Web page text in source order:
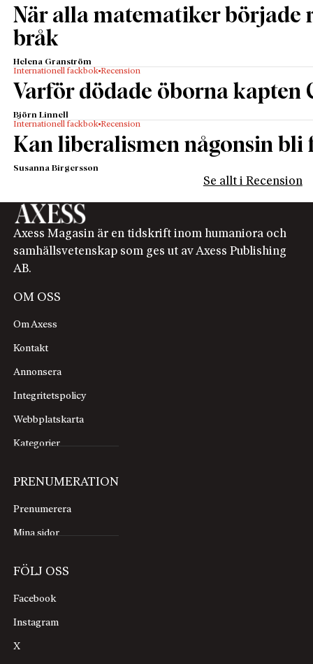
När alla matematiker började
bråk
Helena Granström
Internationell fackbok Recension
Varför dödade öborna kapten
Björn Linnell
Internationell fackbok Recension
Kan liberalismen någonsin bli
Susanna Birgersson
Se allt i Recension
Axess Magasin är en tidskrift inom humaniora och
samhällsvetenskap som ges ut av Axess Publishing
AB.
OM OSS
Om Axess
Kontakt
Annonsera
Integritetspolicy
Webbplatskarta
Kategorier
PRENUMERATION
Prenumerera
Mina sidor
FÖLJ OSS
Facebook
Instagram
X